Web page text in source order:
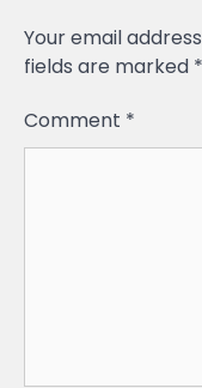
Your email
fields are marked *
Comment *